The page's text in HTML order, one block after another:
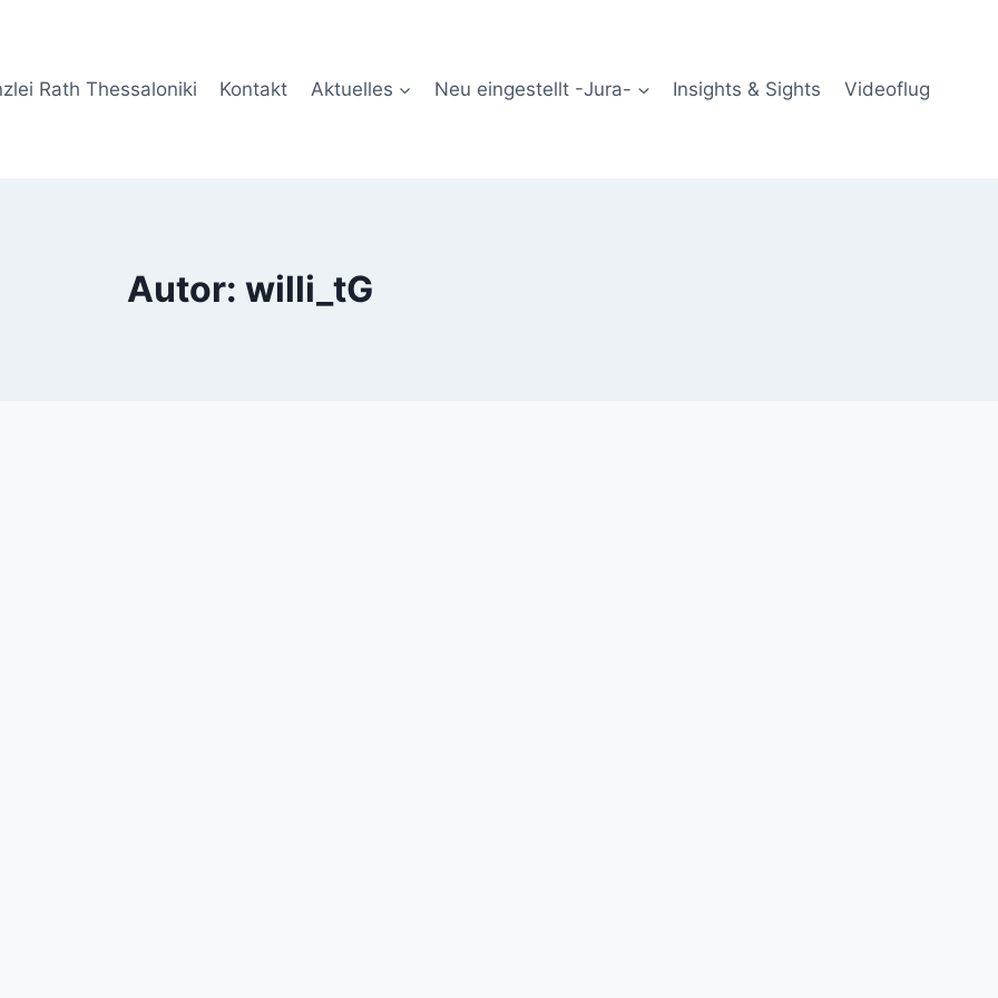
Rath Thessaloniki Kontakt Aktuelles Neu eingestellt -Jura- Insights & Sights Videoflug
Autor: willi_tG